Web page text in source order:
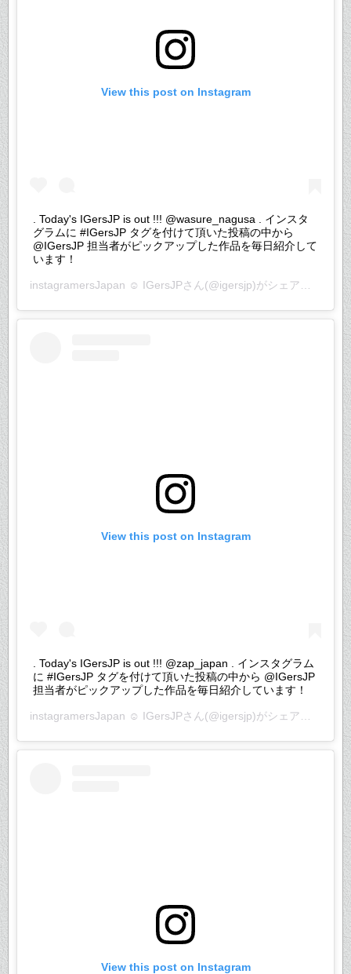
View this post on Instagram
. Today's IGersJP is out !!! @wasure_nagusa . インスタ
グラムに #IGersJP タグを付けて頂いた投稿の中から
@IGersJP 担当者がピックアップした作品を毎日紹介して
います！
instagramersJapan ☺︎ IGersJPさん(@igersjp)がシェアした投稿 –
View this post on Instagram
. Today's IGersJP is out !!! @zap_japan . インスタグラム
に #IGersJP タグを付けて頂いた投稿の中から @IGersJP
担当者がピックアップした作品を毎日紹介しています！
instagramersJapan ☺︎ IGersJPさん(@igersjp)がシェアした投稿 –
View this post on Instagram